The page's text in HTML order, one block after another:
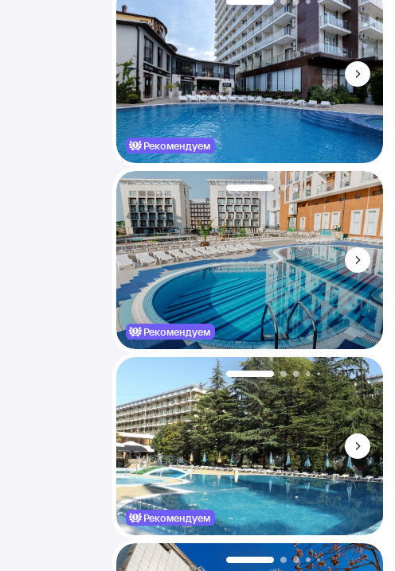
Рекомендуем
Рекомендуем
Рекомендуем